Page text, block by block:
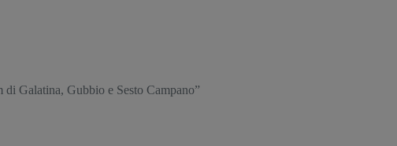
Galatina, Gubbio e Sesto Campano”